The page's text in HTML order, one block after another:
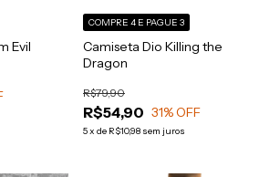
Evil
Camiseta Dio Killing the
Dragon
R$54,90
R$79,90
31% OFF
5x de R$10,98 sem juros
COMPRE 4 E PAGUE 3